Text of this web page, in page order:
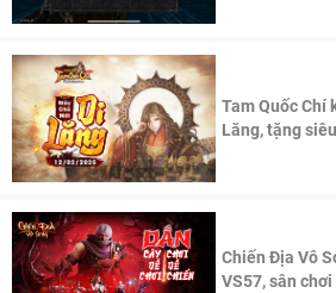
Tam Quốc Chí
Lăng, tặng
Chiến Địa Vô
VS57, sân